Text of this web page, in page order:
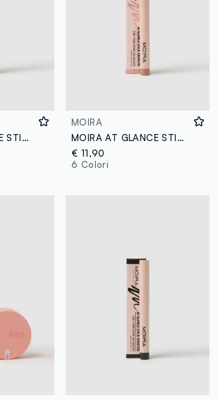
MOIRA AT GLANCE STICK SHADOW 008 TAUPE - make-up coreano
MOIRA
MOIRA AT GLANCE STICK SHADOW 006 SPARKING PINK - make-up coreano
€ 11,90
6 Colori